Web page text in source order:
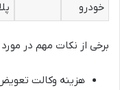
خودرو
برخی از نکات مهم در
هزینه وکالت